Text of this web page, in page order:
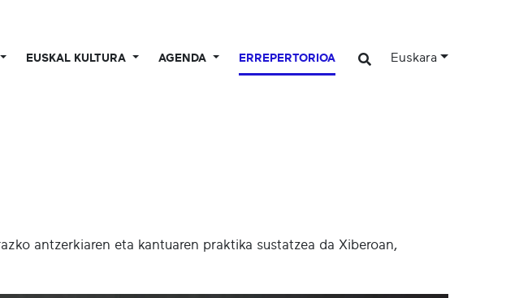
EUSKAL KULTURA AGENDA ERREPERTORIOA Euskara
antzerkiaren eta kantuaren praktika sustatzea da Xiberoan,